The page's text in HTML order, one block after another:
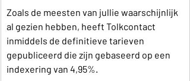
Zoals de meesten van jullie waarschijnlijk
al gezien hebben, heeft Tolkcontact
inmiddels de definitieve tarieven
gepubliceerd die zijn gebaseerd op een
indexering van 4,95%.